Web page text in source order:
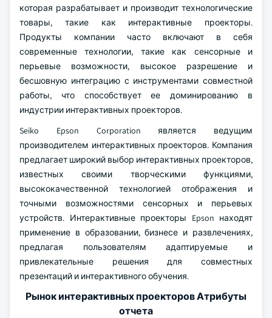
которая разрабатывает и производит технологические
товары, такие как интерактивные проекторы.
Продукты компании часто включают в себя
современные технологии, такие как сенсорные и
перьевые возможности, высокое разрешение и
бесшовную интеграцию с инструментами совместной
работы, что способствует ее доминированию в
индустрии интерактивных проекторов.
Seiko Epson Corporation является ведущим
производителем интерактивных проекторов. Компания
предлагает широкий выбор интерактивных проекторов,
известных своими творческими функциями,
высококачественной технологией отображения и
точными возможностями сенсорных и перьевых
устройств. Интерактивные проекторы Epson находят
применение в образовании, бизнесе и развлечениях,
предлагая пользователям адаптируемые и
привлекательные решения для совместных
презентаций и интерактивного обучения.
Рынок интерактивных проекторов Атрибуты
отчета